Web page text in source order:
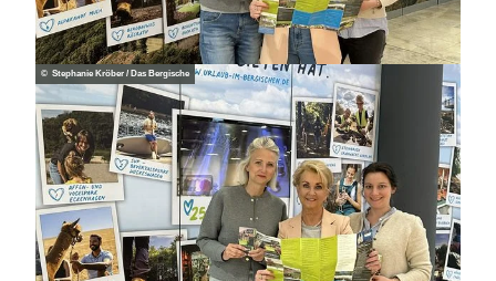
© Stephanie Kröber / Das Bergische